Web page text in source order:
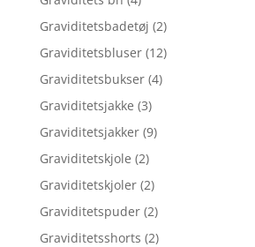
Graviditetsbadetøj (2)
Graviditetsbluser (12)
Graviditetsbukser (4)
Graviditetsjakke (3)
Graviditetsjakker (9)
Graviditetskjole (2)
Graviditetskjoler (2)
Graviditetspuder (2)
Graviditetsshorts (2)